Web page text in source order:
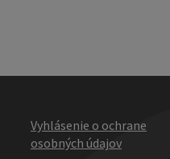
Vyhlásenie o ochrane
osobných údajov